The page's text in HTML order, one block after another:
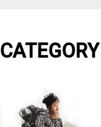
CATEGORY